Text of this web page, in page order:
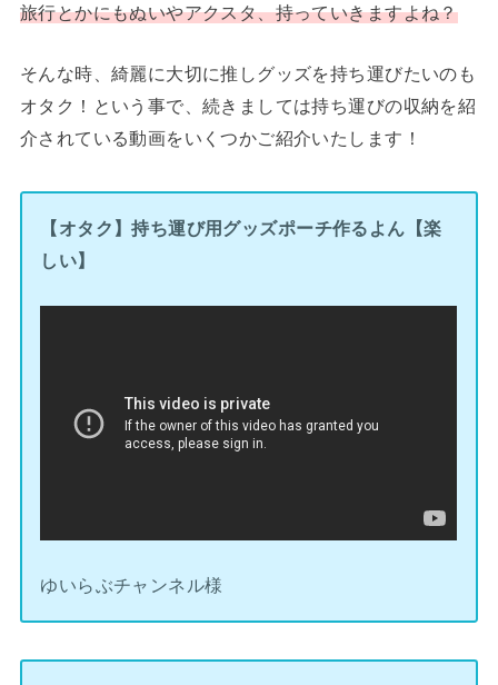
旅行とかにもぬいやアクスタ、持っていきますよね？
そんな時、綺麗に大切に推しグッズを持ち運びたいのも
オタク！という事で、続きましては持ち運びの収納を紹
介されている動画をいくつかご紹介いたします！
【オタク】持ち運び用グッズポーチ作るよん【楽
しい】
ゆいらぶチャンネル様